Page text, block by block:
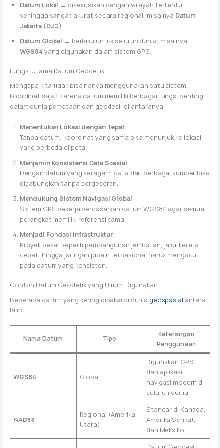
Datum Lokal → disesuaikan dengan wilayah tertentu
sehingga sangat akurat secara regional, misalnya Datum
Jakarta (DJG).
Datum Global → berlaku untuk seluruh dunia, misalnya
WGS84 yang digunakan dalam sistem GPS.
Fungsi Utama Datum Geodetik
Mengapa kita tidak bisa hanya menggunakan satu sistem
koordinat saja? Karena datum memiliki berbagai fungsi penting
dalam dunia pemetaan dan geodesi, di antaranya:
Menentukan Lokasi dengan Tepat
Tanpa datum, koordinat yang sama bisa menunjuk ke lokasi
yang berbeda di peta.
Menjamin Konsistensi Data Spasial
Dengan datum yang seragam, data dari berbagai sumber bisa
digabungkan tanpa pergeseran.
Mendukung Sistem Navigasi Global
Sistem GPS bekerja berdasarkan datum WGS84 agar semua
perangkat memiliki referensi sama.
Menjadi Fondasi Infrastruktur
Proyek besar seperti pembangunan jembatan, jalur kereta
cepat, hingga jaringan pipa internasional harus mengacu
pada datum yang konsisten.
Contoh Datum Geodetik yang Umum Digunakan
Beberapa datum yang sering dipakai di dunia geospasial antara
lain:
Nama Datum Tipe
Keterangan
Penggunaan
WGS84 Global
Digunakan GPS
dan aplikasi
navigasi modern di
seluruh dunia.
NAD83
Regional (Amerika
Utara)
Standar di Kanada,
Amerika Serikat,
dan Meksiko.